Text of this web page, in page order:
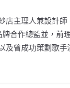
主理人兼設計師
合作總監並，前
曾成功策劃歌